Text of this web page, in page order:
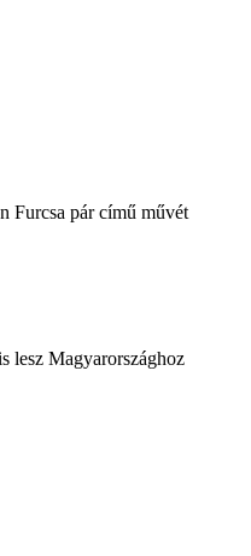
Furcsa pár című művét
lesz Magyarországhoz